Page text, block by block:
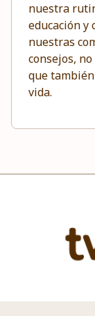
nuestra
educación y
nuestras
consejos,
que
vida.